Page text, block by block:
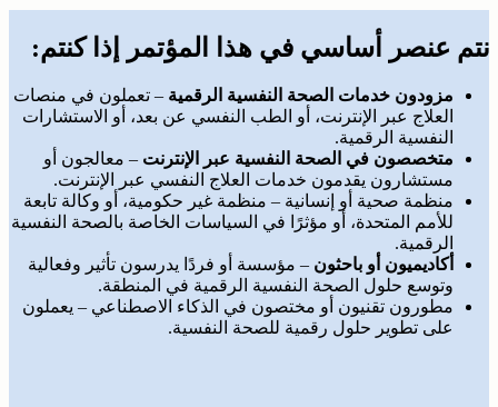
أنتم عنصر أساسي في هذا المؤتمر إذا كنتم:
مزودون خدمات الصحة النفسية الرقمية – تعملون في منصات
العلاج عبر الإنترنت، أو الطب النفسي عن بعد، أو الاستشارات
النفسية الرقمية.
متخصصون في الصحة النفسية عبر الإنترنت – معالجون أو
مستشارون يقدمون خدمات العلاج النفسي عبر الإنترنت.
منظمة صحية أو إنسانية – منظمة غير حكومية، أو وكالة تابعة
للأمم المتحدة، أو مؤثرًا في السياسات الخاصة بالصحة النفسية
الرقمية.
أكاديميون أو باحثون – مؤسسة أو فردًا يدرسون تأثير وفعالية
وتوسع حلول الصحة النفسية الرقمية في المنطقة.
مطورون تقنيون أو مختصون في الذكاء الاصطناعي – يعملون
على تطوير حلول رقمية للصحة النفسية.